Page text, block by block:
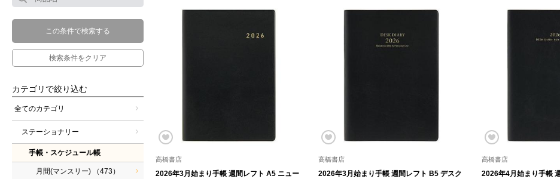
この条件で検索する
検索条件をクリア
カテゴリで絞り込む
全てのカテゴリ
ステーショナリー
手帳・スケジュール帳
月間(マンスリー) （473）
高橋書店
2026年3月始まり手帳 週間レフト A5 ニュー
高橋書店
2026年3月始まり手帳 週間レフト B5 デスク
高橋書店
2026年4月始まり手帳